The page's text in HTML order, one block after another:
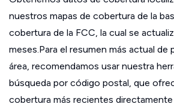
nuestros mapas de cobertura de la
cobertura de la FCC, la cual se
meses.Para el resumen más actual de
área, recomendamos usar nuestra
búsqueda por código postal, que
cobertura más recientes